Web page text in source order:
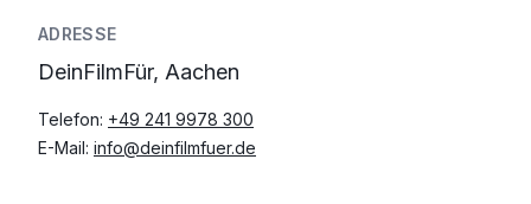
ADRESSE
DeinFilmFür, Aachen
Telefon: +49 241 9978 300
E-Mail: info@deinfilmfuer.de